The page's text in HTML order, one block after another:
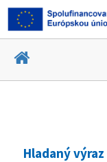
Hladaný výraz